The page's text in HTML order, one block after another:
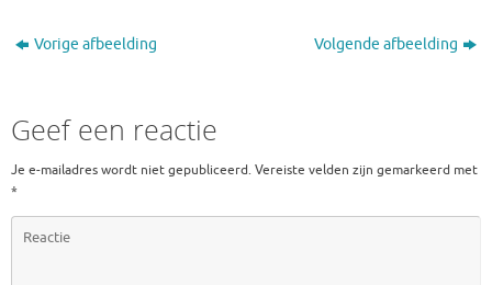
Vorige afbeelding Volgende afbeelding
Geef een reactie
Je e-mailadres wordt niet gepubliceerd. Vereiste velden zijn gemarkeerd met
*